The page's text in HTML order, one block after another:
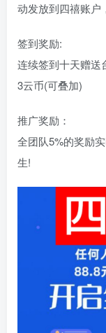
动发放到四禧账户
签到奖励:
连续签到十天赠送
3云币(可叠加)
推广奖励：
全团队5%的奖励
生!